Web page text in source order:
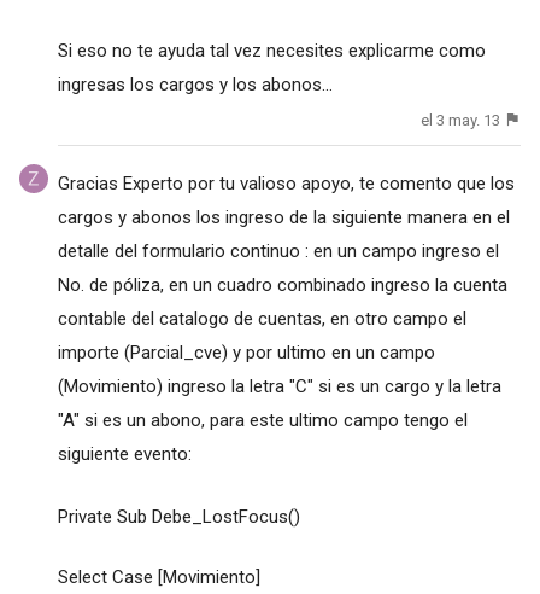
Si eso no te ayuda tal vez necesites explicarme como
ingresas los cargos y los abonos...
el 3 may. 13
Gracias Experto por tu valioso apoyo, te comento que los
cargos y abonos los ingreso de la siguiente manera en el
detalle del formulario continuo : en un campo ingreso el
No. de póliza, en un cuadro combinado ingreso la cuenta
contable del catalogo de cuentas, en otro campo el
importe (Parcial_cve) y por ultimo en un campo
(Movimiento) ingreso la letra "C" si es un cargo y la letra
"A" si es un abono, para este ultimo campo tengo el
siguiente evento:
Private Sub Debe_LostFocus()
Select Case [Movimiento]